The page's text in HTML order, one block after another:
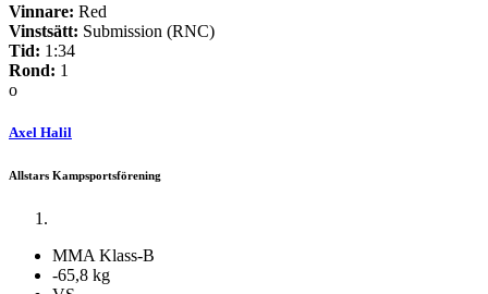
Vinnare: Red
Vinstsätt: Submission (RNC)
Tid: 1:34
Rond: 1
o
Axel Halil
Allstars Kampsportsförening
MMA Klass-B
-65,8 kg